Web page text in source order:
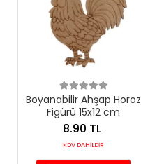
Boyanabilir Ahşap Horoz
Figürü 15x12 cm
8.90 TL
KDV DAHİLDİR